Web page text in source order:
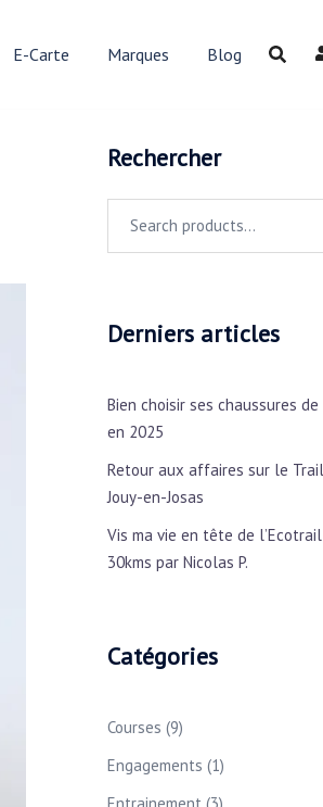
E-Carte Marques Blog
Rechercher
for:
Derniers articles
Bien choisir ses chaussures
en 2025
Retour aux affaires sur le
Jouy-en-Josas
Vis ma vie en tête de l’Ecotrail
30kms par Nicolas P.
Catégories
Courses (9)
Engagements (1)